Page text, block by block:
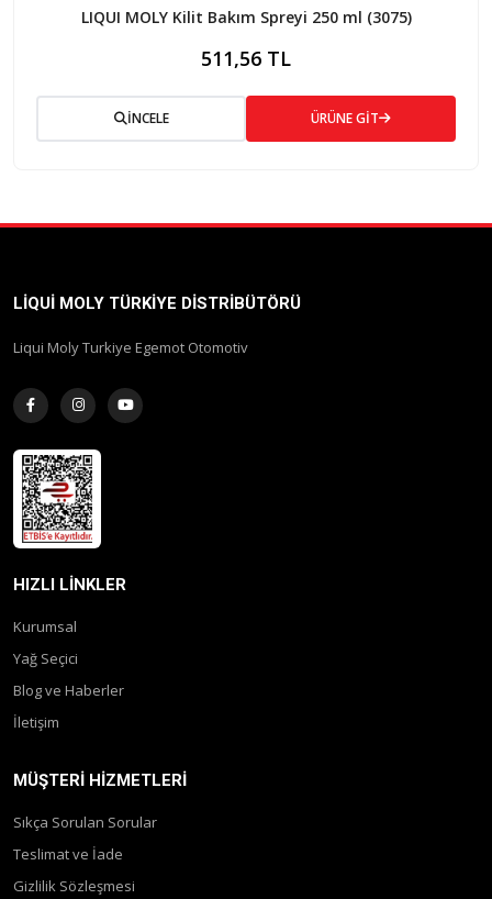
LIQUI MOLY Kilit Bakım Spreyi 250 ml (3075)
511,56 TL
İNCELE ÜRÜNE GİT
LIQUI MOLY TÜRKIYE DISTRIBÜTÖRÜ
Liqui Moly Turkiye Egemot Otomotiv
HIZLI LINKLER
Kurumsal
Yağ Seçici
Blog ve Haberler
İletişim
MÜŞTERI HIZMETLERI
Sıkça Sorulan Sorular
Teslimat ve İade
Gizlilik Sözleşmesi